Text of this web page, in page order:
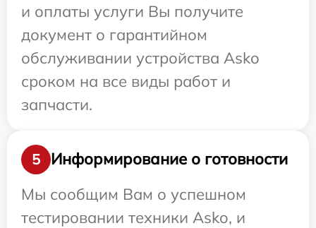
и оплаты услуги Вы получите
документ о гарантийном
обслуживании устройства Asko
сроком на все виды работ и
запчасти.
5
Информирование о готовности
Мы сообщим Вам о успешном
тестировании техники Asko, и